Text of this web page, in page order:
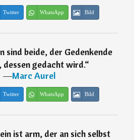
Twitter WhatsApp Bild
sind beide, der Gedenkende
dessen gedacht wird.“
―Marc Aurel
Twitter WhatsApp Bild
ist arm, der an sich selbst